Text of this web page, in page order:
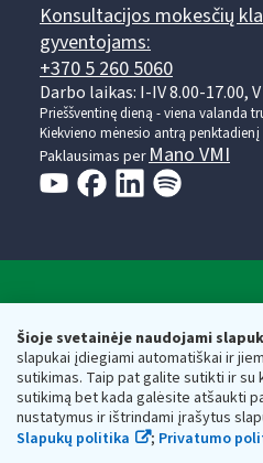
Šioje svetainėje naudojami
slapukai įdiegiami automatiškai ir
sutikimas. Taip pat galite sutikti ir su
sutikimą bet kada galėsite atšaukti
nustatymus ir ištrindami įrašytus
Slapukų politika
; Privatumo
Konsultacijos mokesčių
gyventojams:
+370 5 260 5060
Darbo laikas: I-IV 8.00-17.00,
Prieššventinę dieną - viena valanda
Kiekvieno mėnesio antrą penktadienį
Paklausimas per Mano VMI
Respublikos finansų
Biudžetinė įstaiga. Juridinio asmens
adresas: Vasario 16-osios g. 14,
vmi@vmi.lt, E. pristatymo dėžutės
Duomenys apie Valstybinę mokesčių
Respublikos finansų ministerijos